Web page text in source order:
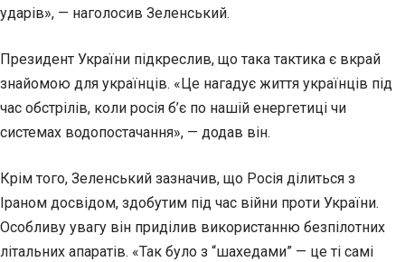
ударів», — наголосив Зеленський.
Президент України підкреслив, що така тактика є вкрай
знайомою для українців. «Це нагадує життя українців під
час обстрілів, коли росія б’є по нашій енергетиці чи
системах водопостачання», — додав він.
Крім того, Зеленський зазначив, що Росія ділиться з
Іраном досвідом, здобутим під час війни проти України.
Особливу увагу він приділив використанню безпілотних
літальних апаратів. «Так було з “шахедами” — це ті самі